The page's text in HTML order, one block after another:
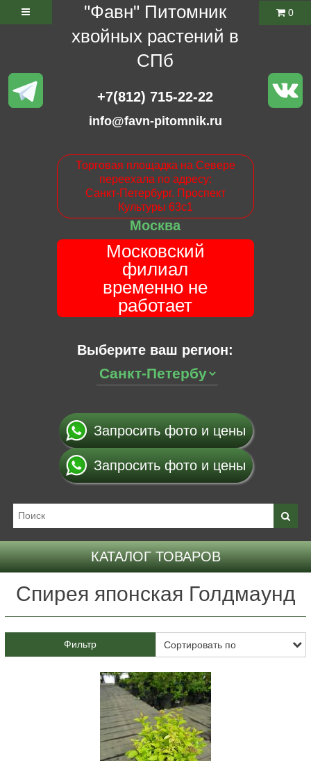
"Фавн" Питомник
хвойных растений в
СПб
+7(812) 715-22-22
info@favn-pitomnik.ru
Торговая площадка на Севере
переехала по адресу:
Санкт-Петербург. Проспект
Культуры 63с1
Москва
Московский
филиал
временно не
работает
Выберите ваш регион:
0
Запросить фото и цены
Запросить фото и цены
КАТАЛОГ ТОВАРОВ
Спирея японская Голдмаунд
Фильтр